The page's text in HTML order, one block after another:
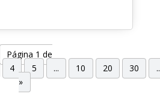
Página 1 de
4 5 ... 10 20 30
»